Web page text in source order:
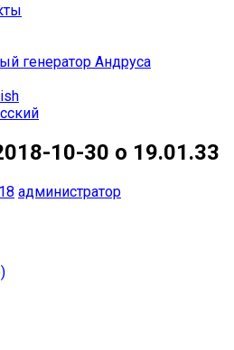
генератор Андруса
10-30 о 19.01.33
администратор